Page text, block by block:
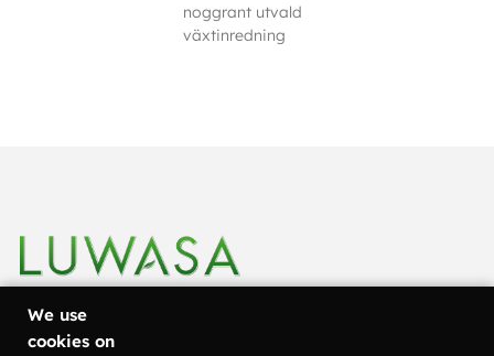
noggrant utvald
växtinredning
We use
cookies on